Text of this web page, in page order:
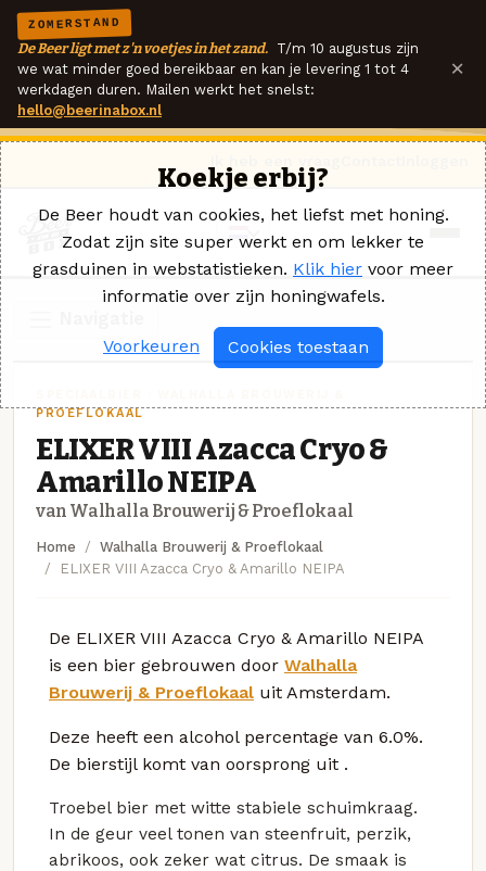
ZOMERSTAND
De Beer ligt met z'n voetjes in het zand. T/m 10 augustus zijn
we wat minder goed bereikbaar en kan je levering 1 tot 4
werkdagen duren. Mailen werkt het snelst:
hello@beerinabox.nl
×
PROEFLOKAAL
ELIXER VIII Azacca Cryo &
Amarillo NEIPA
van Walhalla Brouwerij & Proeflokaal
Home
Walhalla Brouwerij & Proeflokaal
ELIXER VIII Azacca Cryo & Amarillo NEIPA
De ELIXER VIII Azacca Cryo & Amarillo NEIPA
is een bier gebrouwen door Walhalla
Brouwerij & Proeflokaal uit Amsterdam.
Deze heeft een alcohol percentage van 6.0%.
De bierstijl komt van oorsprong uit .
Troebel bier met witte stabiele schuimkraag.
In de geur veel tonen van steenfruit, perzik,
abrikoos, ook zeker wat citrus. De smaak is
Koekje erbij?
De Beer houdt van cookies, het liefst met honing.
Zodat zijn site super werkt en om lekker te
grasduinen in webstatistieken. Klik hier voor meer
informatie over zijn honingwafels.
Voorkeuren Cookies toestaan